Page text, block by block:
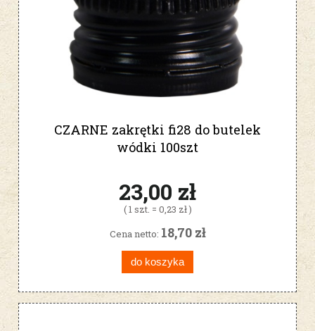
CZARNE zakrętki fi28 do butelek
wódki 100szt
23,00 zł
( 1 szt. = 0,23 zł )
Cena netto: 18,70 zł
do koszyka